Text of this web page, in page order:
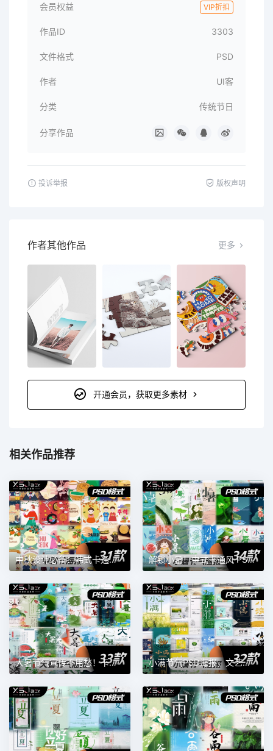
会员权益 VIP折扣
作品ID 3303
文件格式 PSD
作者 UI客
分类 传统节日
分享作品
投诉举报 版权声明
作者其他作品 更多
开通会员，获取更多素材
相关作品推荐
中秋设计必备：韩式卡通嫦娥兔子月饼 AI 素材 解锁小暑！中式卡通风 PSD 海报设计素材
大暑节气宣传不用愁！卡通手绘 PSD 海报素材来助力 小满节气PSD海报，文艺清新风拉满